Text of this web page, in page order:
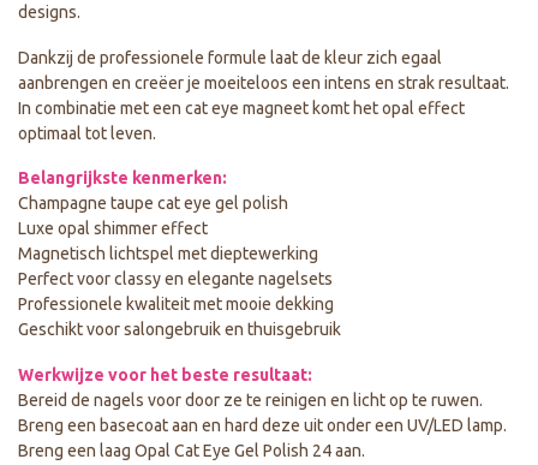
designs.
Dankzij de professionele formule laat de kleur zich egaal
aanbrengen en creëer je moeiteloos een intens en strak resultaat.
In combinatie met een cat eye magneet komt het opal effect
optimaal tot leven.
Belangrijkste kenmerken:
Champagne taupe cat eye gel polish
Luxe opal shimmer effect
Magnetisch lichtspel met dieptewerking
Perfect voor classy en elegante nagelsets
Professionele kwaliteit met mooie dekking
Geschikt voor salongebruik en thuisgebruik
Werkwijze voor het beste resultaat:
Bereid de nagels voor door ze te reinigen en licht op te ruwen.
Breng een basecoat aan en hard deze uit onder een UV/LED lamp.
Breng een laag Opal Cat Eye Gel Polish 24 aan.